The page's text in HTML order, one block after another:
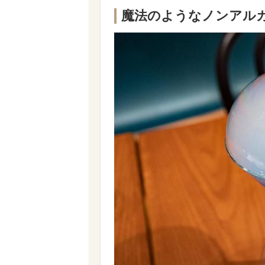
魔法のようなノンアル